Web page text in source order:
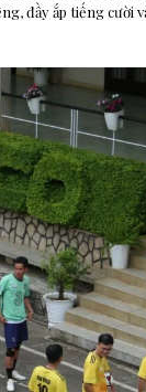
đầy ắp tiếng cười